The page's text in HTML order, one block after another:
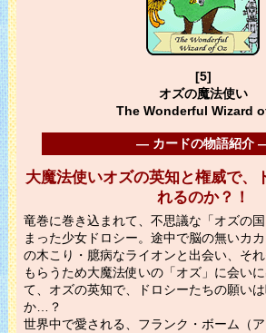
[5]
オズの魔法使い
The Wonderful Wizard
― カードの物語紹介
大魔法使いオズの英知と権威で、
れるのか？！
竜巻に巻き込まれて、不思議な「オズの
まった少女ドロシー。途中で脳の無いカ
の木こり・臆病なライオンと出会い、そ
もらうため大魔法使いの「オズ」に会い
て、オズの英知で、ドロシーたちの願い
か…？
世界中で愛される、フランク・ボーム（